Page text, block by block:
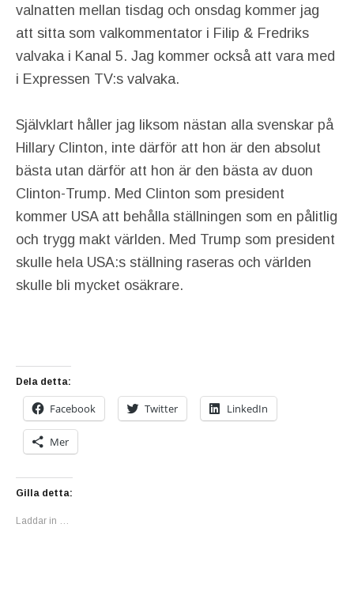
valnatten mellan tisdag och onsdag kommer jag
att sitta som valkommentator i Filip & Fredriks
valvaka i Kanal 5. Jag kommer också att vara med
i Expressen TV:s valvaka.
Självklart håller jag liksom nästan alla svenskar på
Hillary Clinton, inte därför att hon är den absolut
bästa utan därför att hon är den bästa av duon
Clinton-Trump. Med Clinton som president
kommer USA att behålla ställningen som en pålitlig
och trygg makt världen. Med Trump som president
skulle hela USA:s ställning raseras och världen
skulle bli mycket osäkrare.
Dela detta:
Facebook Twitter LinkedIn
Mer
Gilla detta:
Laddar in …